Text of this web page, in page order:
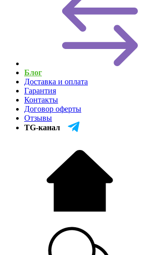
Блог
Доставка и оплата
Гарантия
Контакты
Договор оферты
Отзывы
TG-канал